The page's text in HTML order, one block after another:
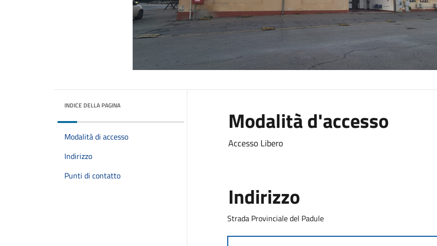
INDICE DELLA PAGINA
Modalità di accesso
Indirizzo
Punti di contatto
Modalità d'accesso
Accesso Libero
Indirizzo
Strada Provinciale del Padule